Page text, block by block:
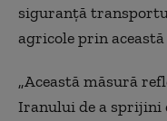
siguranță
agricole prin
„Această măsură
Iranului de a sprijini